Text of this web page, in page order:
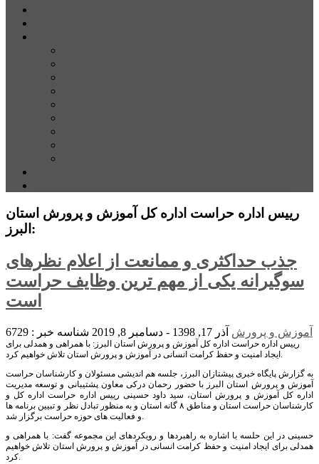
رییس اداره حراست اداره کل آموزش و پرورش استان
البرز:
جذب حداکثری و ممانعت از اعلام نظرهای
سوگیرانه یکی از مهم ترین وظایف حراست
است
آموزش و پرورش آذر 17, 1398 - دسامبر 8, 2019 شناسه خبر : 6729
رییس اداره حراست اداره کل آموزش و پرورش استان البرز: با همراهی و همدلی برای
ایجاد امنیت و حفظ کرامت انسانی در آموزش و پرورش استان تلاش خواهیم کرد.
به گزارش پایگاه خبری پیشتازان البرز، جلسه هم اندیشی مسئولان و کارشناسان حراست
آموزش و پرورش استان البرز با حضور رحمان درکی معاون پشتیبانی و توسعه مدیریت
اداره کل آموزش و پرورش استان، سید داود حسینی رییس اداره حراست اداره کل و
کارشناسان حراست استان و مناطق ۸ گانه استان و به منظور تبادل نظر و تبیین برنامه ها
و فعالیت های حوزه حراست برگزار شد.
حسینی در این حلسه با اشاره به راهبردها و رویکردهای این مجموعه گفت: با همراهی و
همدلی برای ایجاد امنیت و حفظ کرامت انسانی در آموزش و پرورش استان تلاش خواهیم
کرد.